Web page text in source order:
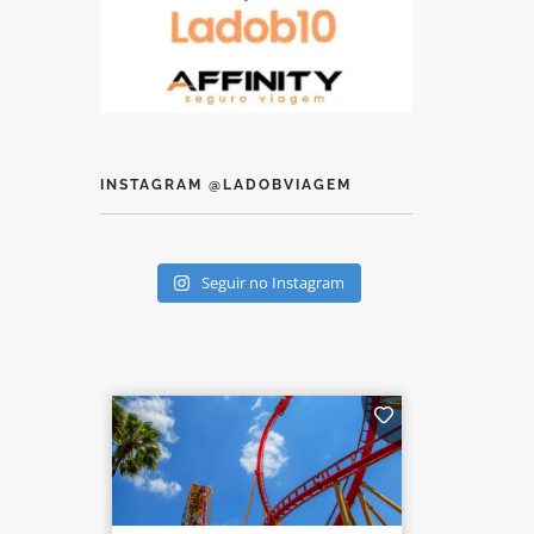
INSTAGRAM @LADOBVIAGEM
Seguir no Instagram